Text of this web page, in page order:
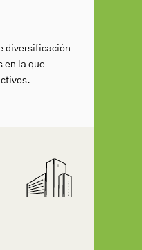
diversificación
en la que